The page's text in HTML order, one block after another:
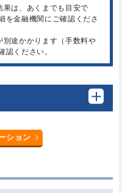
は、あくまでも目安で
を金融機関にご確認くださ
途かかります（手数料や
認ください。
ション